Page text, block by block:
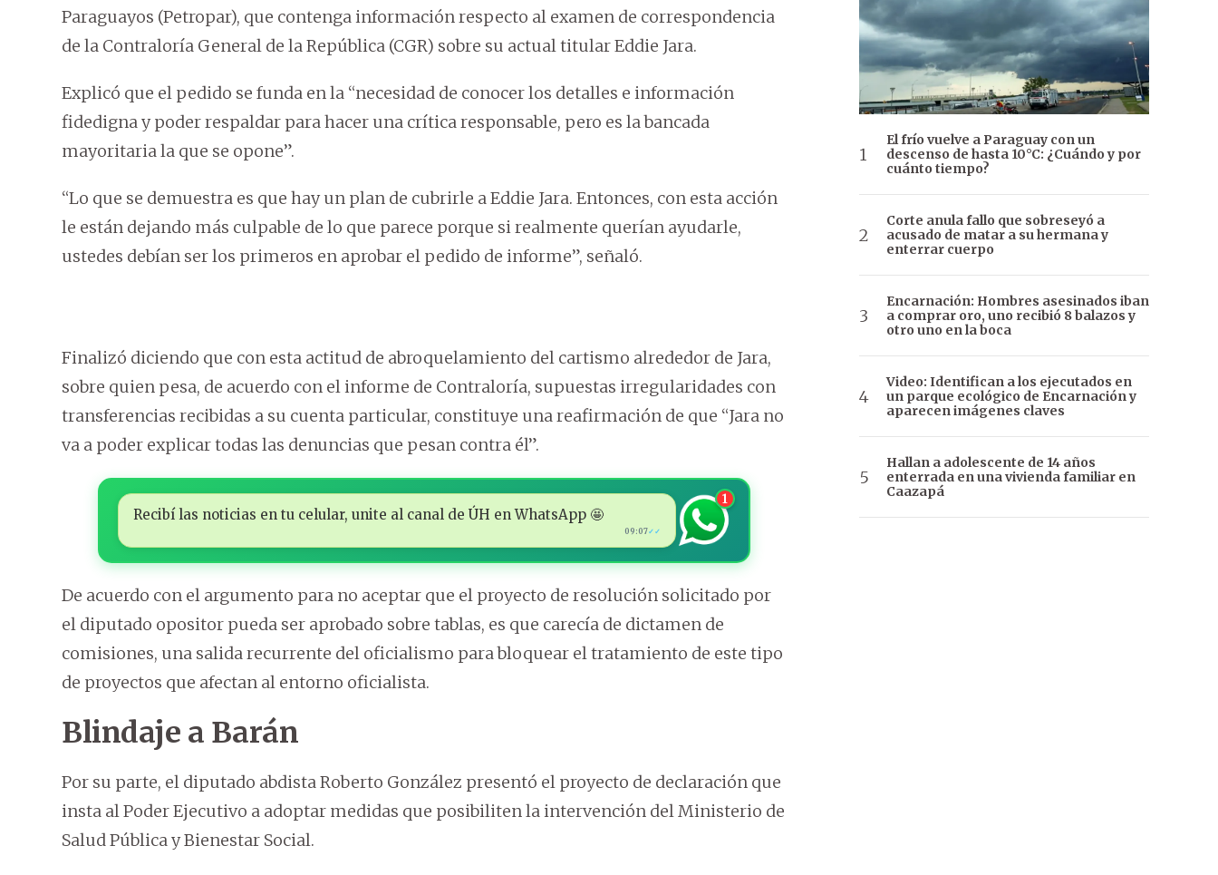
Paraguayos (Petropar), que contenga información respecto al examen de correspondencia
de la Contraloría General de la República (CGR) sobre su actual titular Eddie Jara.
Explicó que el pedido se funda en la “necesidad de conocer los detalles e información
fidedigna y poder respaldar para hacer una crítica responsable, pero es la bancada
mayoritaria la que se opone”.
“Lo que se demuestra es que hay un plan de cubrirle a Eddie Jara. Entonces, con esta acción
le están dejando más culpable de lo que parece porque si realmente querían ayudarle,
ustedes debían ser los primeros en aprobar el pedido de informe”, señaló.
Finalizó diciendo que con esta actitud de abroquelamiento del cartismo alrededor de Jara,
sobre quien pesa, de acuerdo con el informe de Contraloría, supuestas irregularidades con
transferencias recibidas a su cuenta particular, constituye una reafirmación de que “Jara no
va a poder explicar todas las denuncias que pesan contra él”.
Recibí las noticias en tu celular, unite al canal de ÚH en WhatsApp 🤩
09:07✓✓
1
De acuerdo con el argumento para no aceptar que el proyecto de resolución solicitado por
el diputado opositor pueda ser aprobado sobre tablas, es que carecía de dictamen de
comisiones, una salida recurrente del oficialismo para bloquear el tratamiento de este tipo
de proyectos que afectan al entorno oficialista.
Blindaje a Barán
Por su parte, el diputado abdista Roberto González presentó el proyecto de declaración que
insta al Poder Ejecutivo a adoptar medidas que posibiliten la intervención del Ministerio de
Salud Pública y Bienestar Social.
El frío vuelve a Paraguay con un
descenso de hasta 10°C: ¿Cuándo y por
cuánto tiempo?
Corte anula fallo que sobreseyó a
acusado de matar a su hermana y
enterrar cuerpo
Encarnación: Hombres asesinados iban
a comprar oro, uno recibió 8 balazos y
otro uno en la boca
Video: Identifican a los ejecutados en
un parque ecológico de Encarnación y
aparecen imágenes claves
Hallan a adolescente de 14 años
enterrada en una vivienda familiar en
Caazapá